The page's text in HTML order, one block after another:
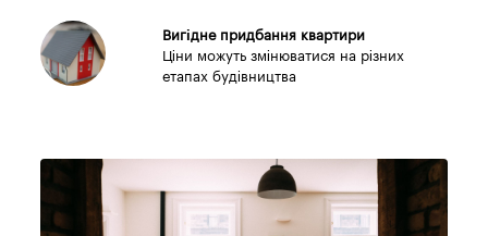
Вигідне придбання квартири
Ціни можуть змінюватися на різних
етапах будівництва